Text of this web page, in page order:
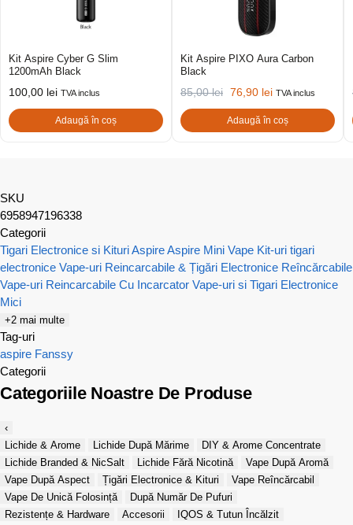
Kit Aspire Cyber G Slim
1200mAh Black
100,00 lei TVA inclus
Adaugă în coș
Kit Aspire PIXO Aura Carbon
Black
85,00lei 76,90 lei TVA inclus
Adaugă în coș
SKU
6958947196338
Categorii
Tigari Electronice si Kituri AspireAspire Mini Vape Kit-uri tigari
electronice Vape-uri Reincarcabile & Țigări Electronice Reîncărcabile
Vape-uri Reincarcabile Cu Incarcator Vape-uri si Tigari Electronice
Mici
+2 mai multe
Tag-uri
aspire Fanssy
Categorii
Categoriile Noastre De Produse
‹
Lichide & Arome
Lichide După Mărime
DIY & Arome Concentrate
Lichide Branded & NicSalt
Lichide Fără Nicotină
Vape După Aromă
Vape După Aspect
Țigări Electronice & Kituri
Vape Reîncărcabil
Vape De Unică Folosință
După Număr De Pufuri
Rezistențe & Hardware
Accesorii
IQOS & Tutun Încălzit